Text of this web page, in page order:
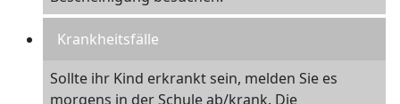
Krankheitsfälle
Sollte ihr Kind erkrankt sein, melden Sie es
morgens in der Schule ab/krank. Die